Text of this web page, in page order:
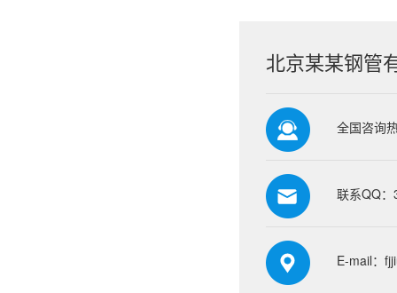
北京某某钢管
全国咨询
联系QQ
E-mail：